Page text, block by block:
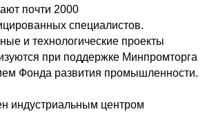
почти 2000
специалистов.
и технологические проекты
при поддержке Минпромторга
Фонда развития промышленности.
индустриальным центром